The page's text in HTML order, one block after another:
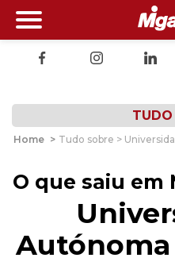
TUDO
Home > Tudo sobre >
O que saiu em